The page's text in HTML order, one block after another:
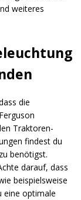
weiteres
die
Traktoren-
findest du
benötigst.
darauf, dass
beispielsweise
eine optimale